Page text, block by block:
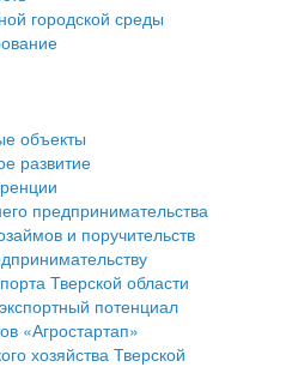
области
муниципального округа
ранее учтенных
субъектов малого и
городской среды
объекты
развитие
предпринимательства
и поручительств
Тверской области
потенциал
«Агростартап»
хозяйства Тверской